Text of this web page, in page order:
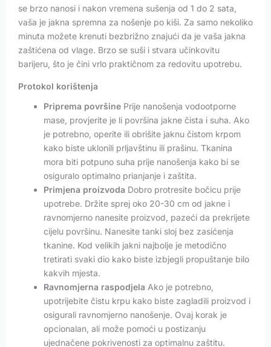
se brzo nanosi i nakon vremena sušenja od 1 do 2 sata,
vaša je jakna spremna za nošenje po kiši. Za samo nekoliko
minuta možete krenuti bezbrižno znajući da je vaša jakna
zaštićena od vlage. Brzo se suši i stvara učinkovitu
barijeru, što je čini vrlo praktičnom za redovitu upotrebu.
Protokol korištenja
Priprema površine Prije nanošenja vodootporne
mase, provjerite je li površina jakne čista i suha. Ako
je potrebno, operite ili obrišite jaknu čistom krpom
kako biste uklonili prljavštinu ili prašinu. Tkanina
mora biti potpuno suha prije nanošenja kako bi se
osiguralo optimalno prianjanje i zaštita.
Primjena proizvoda Dobro protresite bočicu prije
upotrebe. Držite sprej oko 20-30 cm od jakne i
ravnomjerno nanesite proizvod, pazeći da prekrijete
cijelu površinu. Nanesite tanki sloj bez zasićenja
tkanine. Kod velikih jakni najbolje je metodično
tretirati svaki dio kako biste izbjegli propuštanje bilo
kakvih mjesta.
Ravnomjerna raspodjela Ako je potrebno,
upotrijebite čistu krpu kako biste zagladili proizvod i
osigurali ravnomjerno nanošenje. Ovaj korak je
opcionalan, ali može pomoći u postizanju
ujednačene pokrivenosti za optimalnu zaštitu.